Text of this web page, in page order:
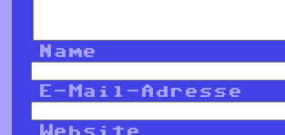
Name
E-Mail-Adresse
Website